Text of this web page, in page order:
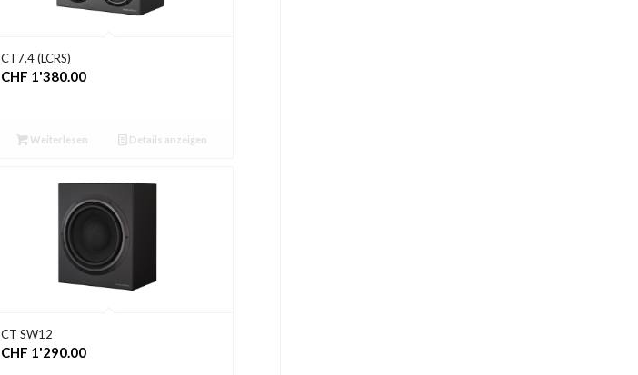
CT7.4 (LCRS)
CHF 1'380.00
Weiterlesen Details anzeigen
CT SW12
CHF 1'290.00